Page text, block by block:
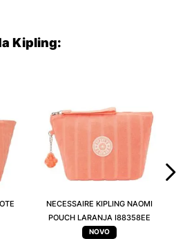
Kipling:
NECESSAIRE KIPLING NAOMI
POUCH LARANJA I88358EE